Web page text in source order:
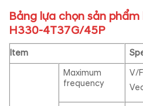
Bảng lựa chọn sản
H330-4T37G/45P
Item
Maximum
frequency
V/